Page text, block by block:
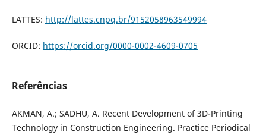
LATTES: http://lattes.cnpq.br/9152058963549994
ORCID: https://orcid.org/0000-0002-4609-0705
Referências
AKMAN, A.; SADHU, A. Recent Development of 3D-Printing
Technology in Construction Engineering. Practice Periodical